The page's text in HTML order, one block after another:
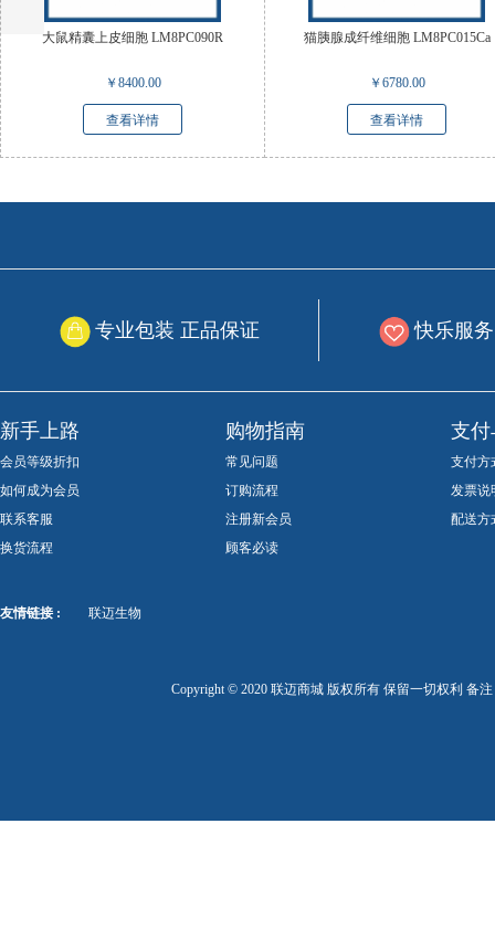
大鼠精囊上皮细胞 LM8PC090R
￥ 8400.00
查看详情
猫胰腺成纤维细胞 LM8PC015Ca
￥ 6780.00
查看详情
专业包装 正品保证 快乐服
新手上路
会员等级折扣
如何成为会员
联系客服
换货流程
购物指南
常见问题
订购流程
注册新会员
顾客必读
支付
支付方
发票说
配送方
友情链接 : 联迈生物
Copyright © 2020 联迈商城 版权所有 保留一切权利 备